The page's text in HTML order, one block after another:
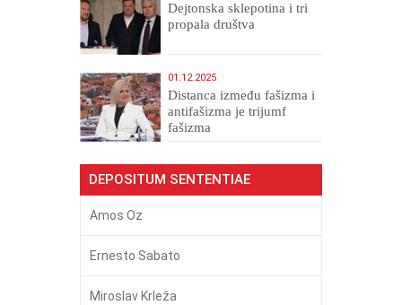
Dejtonska sklepotina i tri
propala društva
01.12.2025
Distanca između fašizma i
antifašizma je trijumf
fašizma
DEPOSITUM SENTENTIAE
Amos Oz
Ernesto Sabato
Miroslav Krleža